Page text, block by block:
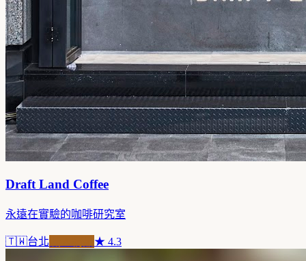
Draft Land Coffee
永遠在實驗的咖啡研究室
🇹🇼台北 ★ 4.3